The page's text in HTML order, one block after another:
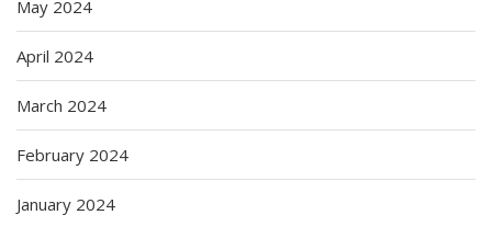
May 2024
April 2024
March 2024
February 2024
January 2024